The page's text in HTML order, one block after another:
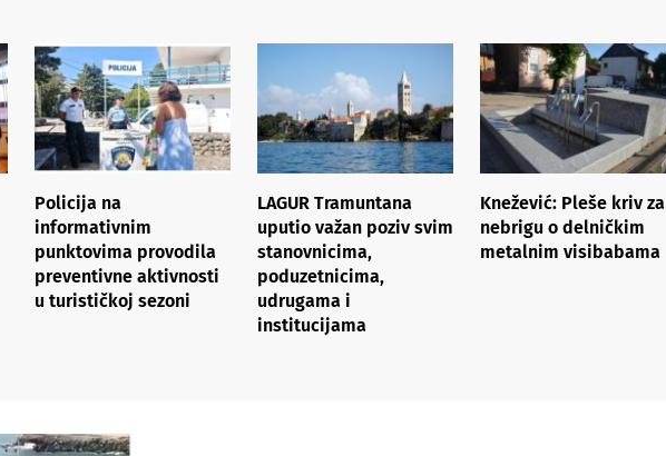
Policija na
informativnim
punktovima provodila
preventivne aktivnosti
u turističkoj sezoni
LAGUR Tramuntana
uputio važan poziv svim
stanovnicima,
poduzetnicima,
udrugama i
institucijama
Knežević: Pleše kriv za
nebrigu o delničkim
metalnim visibabama